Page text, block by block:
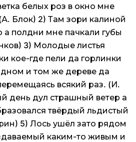
белых роз в окно мне
Блок) 2) Там зори калиной
полдни мне пачкали губы
3) Молодые листья
кое-где пели да горлинки
и том же дереве да
всякий раз. (И.
день дул страшный ветер а
твёрдый льдистый
5) Лось ушёл зато рядом
каким-то живым и